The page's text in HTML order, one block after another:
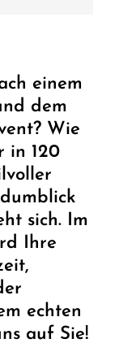
einem
dem
Wie
in 120
sich. Im
Ihre
echten
auf Sie!